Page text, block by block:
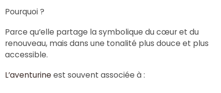
Pourquoi ?
Parce qu’elle partage la symbolique du cœur et du
renouveau, mais dans une tonalité plus douce et plus
accessible.
L’aventurineest souvent associée à :